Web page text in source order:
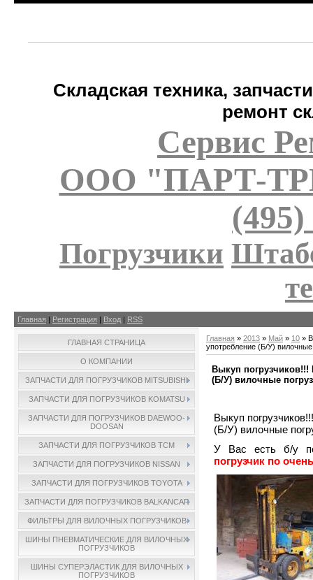
Складская техника,
ремонт
Сервис
ООО "ПАРТ-
Погрузчики
Главная | Регистрация | Вход | RSS
ГЛАВНАЯ СТРАНИЦА
О КОМПАНИИ
ЗАПЧАСТИ ДЛЯ ПОГРУЗЧИКОВ MITSUBISHI
ЗАПЧАСТИ ДЛЯ ПОГРУЗЧИКОВ KOMATSU
ЗАПЧАСТИ ДЛЯ ПОГРУЗЧИКОВ DAEWOO-
DOOSAN
ЗАПЧАСТИ ДЛЯ ПОГРУЗЧИКОВ TCM
ЗАПЧАСТИ ДЛЯ ПОГРУЗЧИКОВ NISSAN
ЗАПЧАСТИ ДЛЯ ПОГРУЗЧИКОВ TOYOTA
ЗАПЧАСТИ ДЛЯ ПОГРУЗЧИКОВ BALKANCAR
ФИЛЬТРЫ ДЛЯ ВИЛОЧНЫХ ПОГРУЗЧИКОВ
ШИНЫ ПНЕВМАТИЧЕСКИЕ ДЛЯ ВИЛОЧНЫХ
ПОГРУЗЧИКОВ
ШИНЫ СУПЕРЭЛАСТИК ДЛЯ ВИЛОЧНЫХ
ПОГРУЗЧИКОВ
Главная » 2013 » Май » 10 »
употребление (Б/У) вилочные
Выкуп
(Б/У) вилочные
Выкуп
(Б/У) вилочные
У Вас есть б/у
погрузчик по